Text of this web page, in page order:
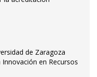
de Zaragoza
en Recursos